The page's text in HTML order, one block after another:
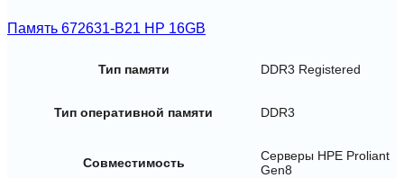
Память 672631-B21 HP 16GB
Тип памяти DDR3 Registered
Тип оперативной памяти DDR3
Совместимость
Серверы HPE Proliant
Gen8